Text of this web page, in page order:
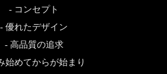
- コンセプト
- 優れたデザイン
- 高品質の追求
始めてからが始まり